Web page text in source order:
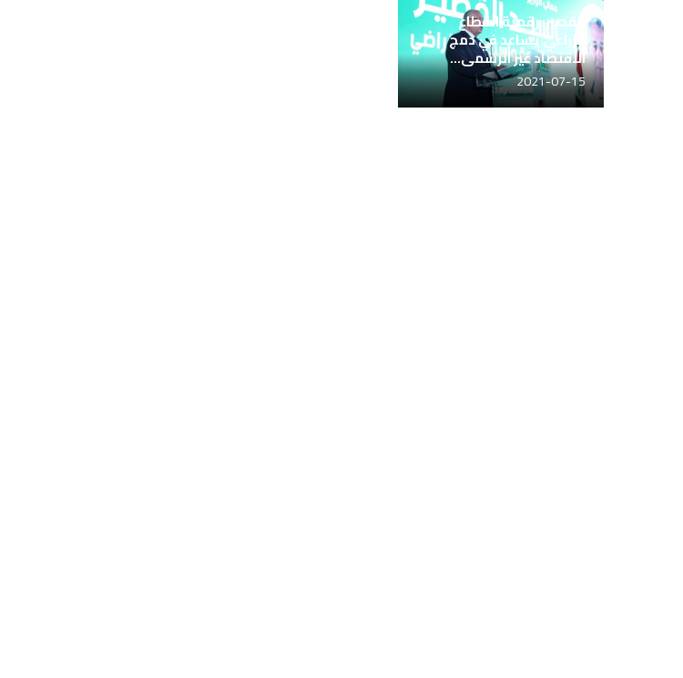
القصير: رقمنة القطاع
الزراعي يساعد في دمج
الاقتصاد غير الرسمى...
2021-07-15